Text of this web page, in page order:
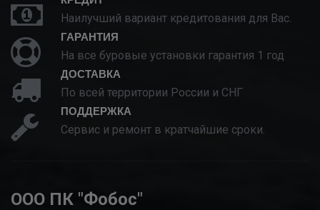
Наилучший вариант кредитования для Вас.
ГАРАНТИЯ
На все буровые установки гарантия 1 год
ДОСТАВКА
По всей территории России и СНГ
ПОДДЕРЖКА
Сервис и ремонт в кратчайшие сроки.
ООО ПК "Фобос"